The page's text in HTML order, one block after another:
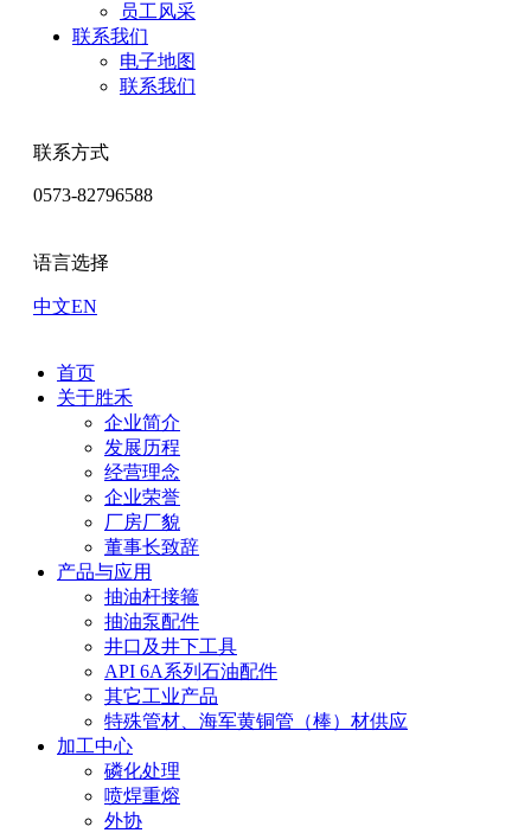
员工风采
联系我们
电子地图
联系我们
联系方式
0573-82796588
语言选择
中文EN
首页
关于胜禾
企业简介
发展历程
经营理念
企业荣誉
厂房厂貌
董事长致辞
产品与应用
抽油杆接箍
抽油泵配件
井口及井下工具
API 6A系列石油配件
其它工业产品
特殊管材、海军黄铜管（棒）材供应
加工中心
磷化处理
喷焊重熔
外协